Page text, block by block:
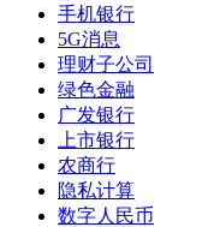
手机银行
5G消息
理财子公司
绿色金融
广发银行
上市银行
农商行
隐私计算
数字人民币